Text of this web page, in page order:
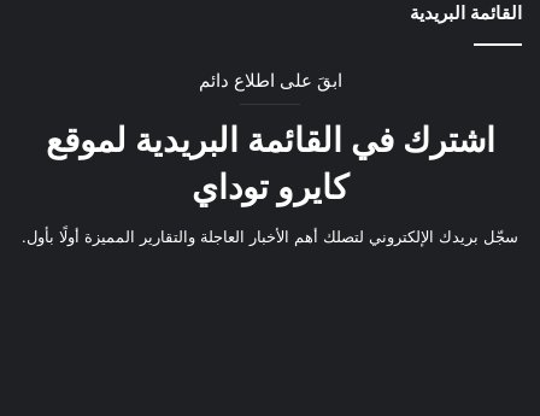
القائمة البريدية
ابقَ على اطلاع دائم
اشترك في القائمة البريدية لموقع
كايرو توداي
سجّل بريدك الإلكتروني لتصلك أهم الأخبار العاجلة والتقارير المميزة أولًا بأول.